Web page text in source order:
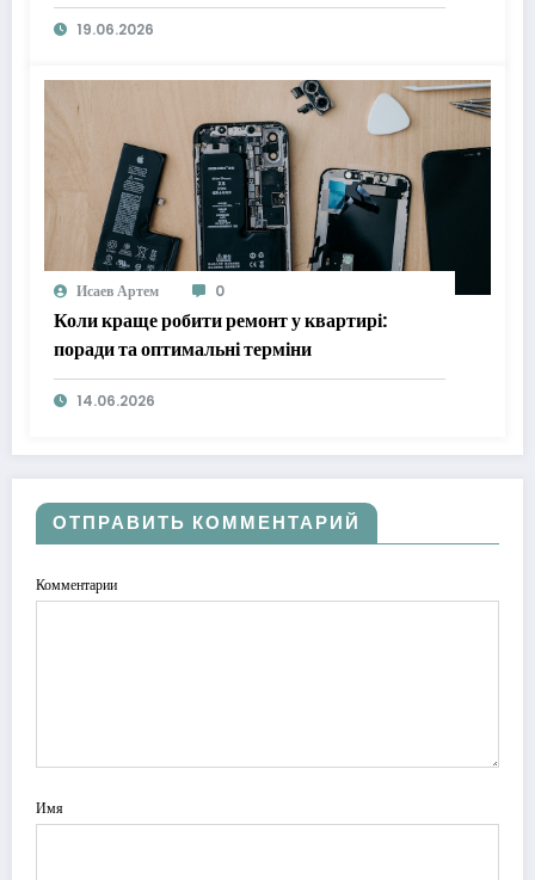
19.06.2026
Исаев Артем 0
Коли краще робити ремонт у квартирі:
поради та оптимальні терміни
14.06.2026
ОТПРАВИТЬ КОММЕНТАРИЙ
Комментарии
Имя